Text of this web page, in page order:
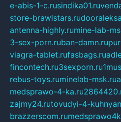
e-abis-1-c.rusindika01.ru
store-brawlstars.ru
antenna-highly.rumine-lab-
3-sex-porn.ruban-damn.ru
viagra-tablet.rufasbags.ru
fincontech.ru3sexporn.ru
rebus-toys.ruminelab-msk.ru
medsprawo-4-ka.ru
zajmy24.rutovudyi-4-
brazzerscom.ru